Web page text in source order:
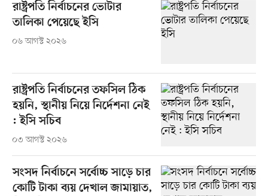
রাষ্ট্রপতি নির্বাচনের ভোটার
তালিকা পেয়েছে ইসি
০৬ আগস্ট ২০২৬
রাষ্ট্রপতি নির্বাচনের তফসিল ঠিক
হয়নি, স্থানীয় নিয়ে নির্দেশনা নেই
: ইসি সচিব
০৩ আগস্ট ২০২৬
সংসদ নির্বাচনে সর্বোচ্চ সাড়ে চার
কোটি টাকা ব্যয় দেখাল জামায়াত,